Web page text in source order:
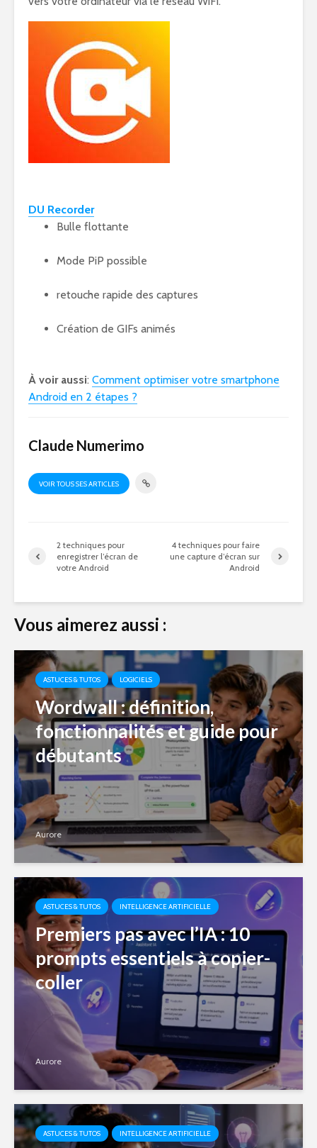
DU Recorder
Bulle flottante
Mode PiP possible
retouche rapide des captures
Création de GIFs animés
À voir aussi: Comment optimiser votre smartphone
Android en 2 étapes ?
Claude Numerimo
VOIR TOUS SES ARTICLES
2 techniques pour
enregistrer l’écran de
votre Android
4 techniques pour faire
une capture d’écran sur
Android
Vous aimerez aussi :
ASTUCES & TUTOS LOGICIELS
Wordwall : définition,
fonctionnalités et guide pour
débutants
Aurore
ASTUCES & TUTOS INTELLIGENCE ARTIFICIELLE
Premiers pas avec l’IA : 10
prompts essentiels à copier-
coller
Aurore
ASTUCES & TUTOS INTELLIGENCE ARTIFICIELLE